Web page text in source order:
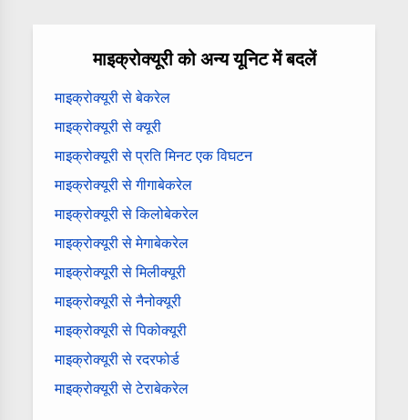
माइक्रोक्यूरी को अन्य यूनिट में बदलें
माइक्रोक्यूरी से बेकरेल
माइक्रोक्यूरी से क्यूरी
माइक्रोक्यूरी से प्रति मिनट एक विघटन
माइक्रोक्यूरी से गीगाबेकरेल
माइक्रोक्यूरी से किलोबेकरेल
माइक्रोक्यूरी से मेगाबेकरेल
माइक्रोक्यूरी से मिलीक्यूरी
माइक्रोक्यूरी से नैनोक्यूरी
माइक्रोक्यूरी से पिकोक्यूरी
माइक्रोक्यूरी से रदरफोर्ड
माइक्रोक्यूरी से टेराबेकरेल